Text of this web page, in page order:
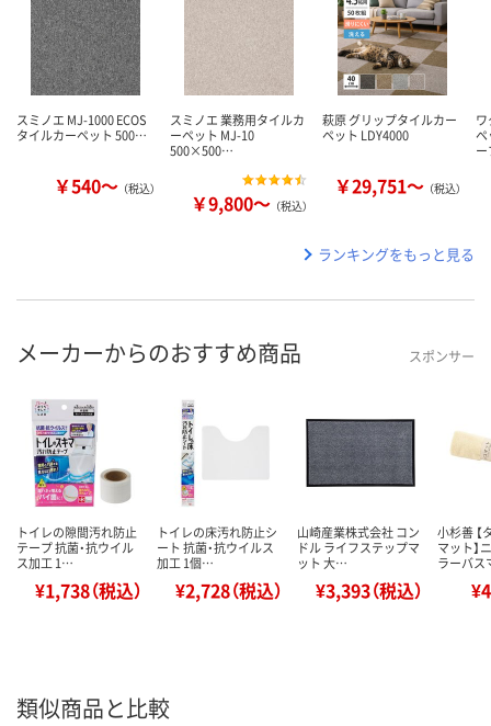
スミノエ MJ-1000 ECOS
タイルカーペット 500…
￥540～ （税込）
スミノエ 業務用タイルカ
ーペット MJ-10
500×500…
￥9,800～ （税込）
萩原 グリップタイルカー
ペット LDY4000
￥29,751～ （税込）
ペ
ランキングをもっと見る
メーカーからのおすすめ商品 スポンサー
トイレの隙間汚れ防止
テープ 抗菌・抗ウイル
ス加工 1…
¥1,738（税込）
トイレの床汚れ防止シ
ート 抗菌・抗ウイルス
加工 1個…
¥2,728（税込）
山崎産業株式会社 コン
ドル ライフステップマ
ット 大…
¥3,393（税込）
小杉善 【
マット】
ラーバ
類似商品と比較